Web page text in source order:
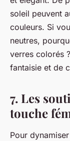
soleil peuvent
couleurs. Si
neutres,
verres colorés
fantaisie et de
7. Les
touche
Pour